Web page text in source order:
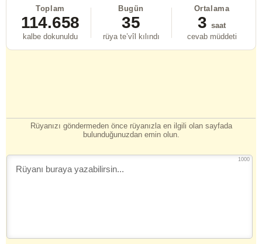
Toplam
114.658
kalbe dokunuldu
Bugün
35
rüya te’vîl kılındı
Ortalama
3 saat
cevab müddeti
Rüyanızı göndermeden önce rüyanızla en ilgili olan sayfada
bulunduğunuzdan emin olun.
1000